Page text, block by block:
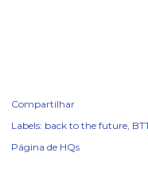
Compartilhar
Labels: back to the future
Página de HQs